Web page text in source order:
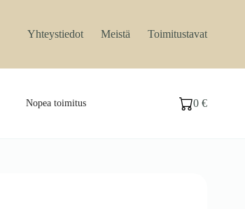
Yhteystiedot Meistä Toimitustavat
Nopea toimitus Ostoskori
0€